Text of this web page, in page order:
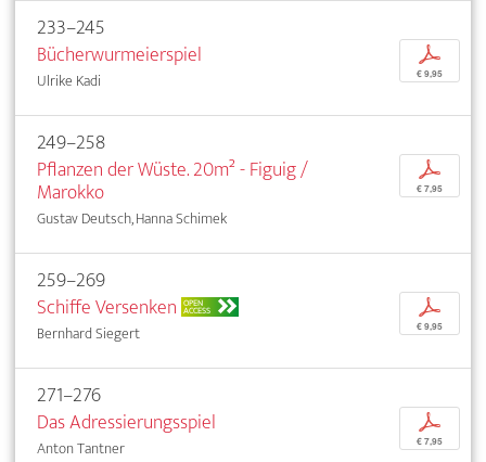
233–245
Bücherwurmeierspiel
Ulrike Kadi
p
€ 9,95
249–258
Pflanzen der Wüste. 20m² - Figuig /
Marokko
Gustav Deutsch, Hanna Schimek
p
€ 7,95
259–269
Schiffe Versenken OPEN
ACCESS
Bernhard Siegert
p
€ 9,95
271–276
Das Adressierungsspiel
Anton Tantner
p
€ 7,95